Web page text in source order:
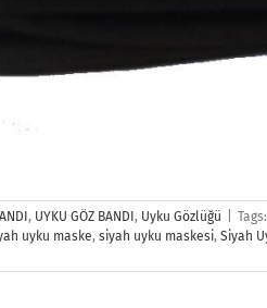
, UYKU GÖZ BANDI , Uyku Gözlüğü Tags:
uyku maske, siyah uyku maskesi, Siyah